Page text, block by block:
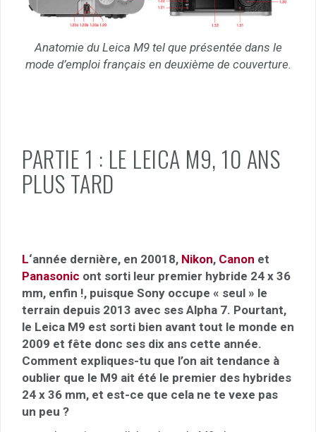
Anatomie du Leica M9 tel que présentée dans le
mode d’emploi français en deuxième de couverture.
PARTIE 1 : LE LEICA M9, 10 ANS
PLUS TARD
L‘année dernière, en 20018, Nikon, Canon et
Panasonic ont sorti leur premier hybride 24 x 36
mm, enfin !, puisque Sony occupe « seul » le
terrain depuis 2013 avec ses Alpha 7. Pourtant,
le Leica M9 est sorti bien avant tout le monde en
2009 et fête donc ses dix ans cette année.
Comment expliques-tu que l’on ait tendance à
oublier que le M9 ait été le premier des hybrides
24 x 36 mm, et est-ce que cela ne te vexe pas
un peu ?